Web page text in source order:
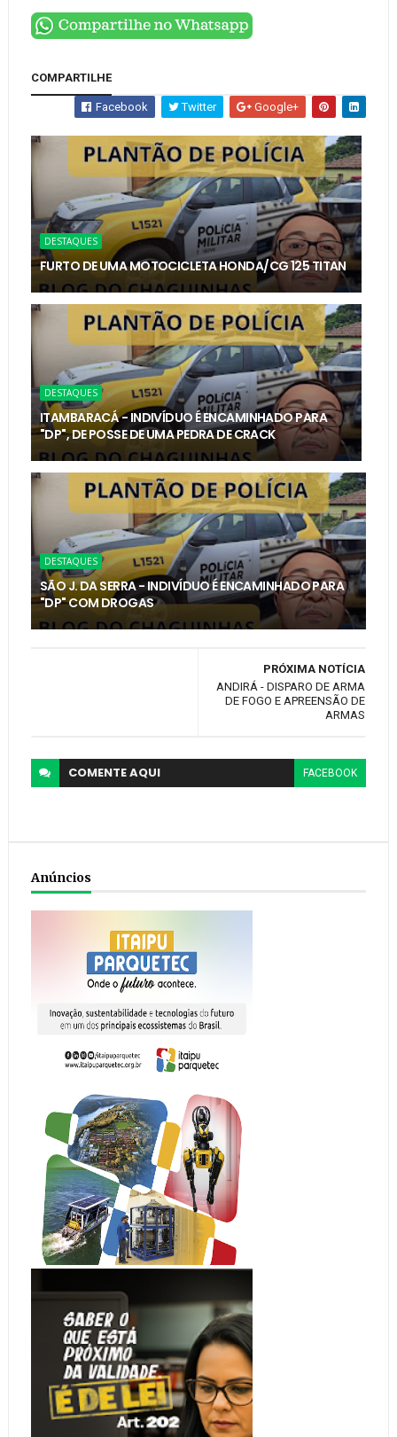
COMPARTILHE
Facebook Twitter Google+
DESTAQUES
FURTO DE UMA MOTOCICLETA HONDA/CG 125 TITAN
DESTAQUES
ITAMBARACÁ - INDIVÍDUO É ENCAMINHADO PARA
"DP", DE POSSE DE UMA PEDRA DE CRACK
DESTAQUES
SÃO J. DA SERRA - INDIVÍDUO É ENCAMINHADO PARA
"DP" COM DROGAS
PRÓXIMA NOTÍCIA
ANDIRÁ - DISPARO DE ARMA
DE FOGO E APREENSÃO DE
ARMAS
COMENTEAQUI FACEBOOK
Anúncios